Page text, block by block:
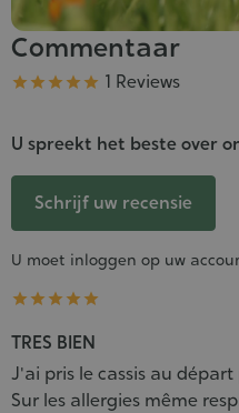
Commentaar
Kwaliteit
     1 Reviews
U spreekt het beste over
Schrijf uw recensie
U moet inloggen op uw
    
TRES BIEN
J'ai pris le cassis au
Sur les allergies même